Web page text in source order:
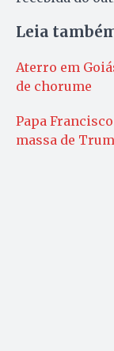
Leia
Aterro em
de chorume
Papa
massa de